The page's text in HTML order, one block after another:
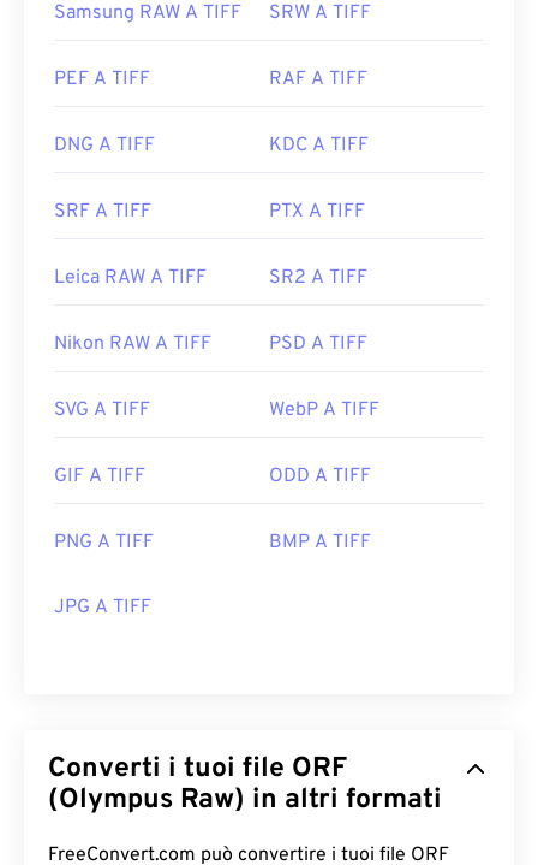
Samsung RAW A TIFF SRW A TIFF
PEF A TIFF RAF A TIFF
DNG A TIFF KDC A TIFF
SRF A TIFF PTX A TIFF
Leica RAW A TIFF SR2 A TIFF
Nikon RAW A TIFF PSD A TIFF
SVG A TIFF WebP A TIFF
GIF A TIFF ODD A TIFF
PNG A TIFF BMP A TIFF
JPG A TIFF
Converti i tuoi file ORF
(Olympus Raw) in altri formati
FreeConvert.com può convertire i tuoi file ORF